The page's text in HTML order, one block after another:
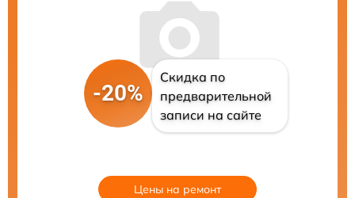
-20%
Скидка по
предварительной
записи на сайте
Цены на ремонт